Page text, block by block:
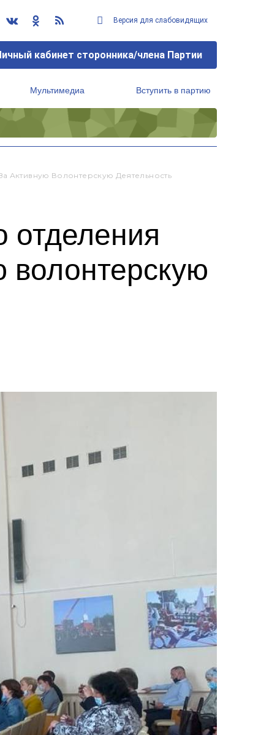
Версия для слабовидящих
кабинет сторонника/члена Партии
Мультимедиа Вступить в партию
Активную Волонтерскую Деятельность
отделения
волонтерскую